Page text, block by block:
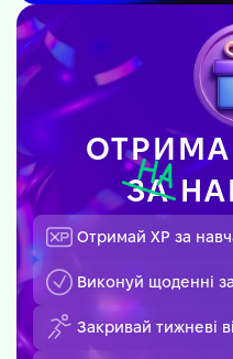
ЗА
Отримай XP за
Виконуй щоденні
Закривай тижневі